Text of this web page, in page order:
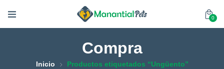
0
Compra
Inicio Productos etiquetados “Ungüento”